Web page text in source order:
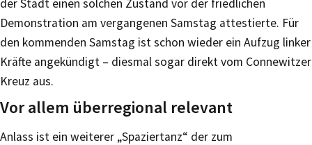
der Stadt einen solchen Zustand vor der friedlichen
Demonstration am vergangenen Samstag attestierte. Für
den kommenden Samstag ist schon wieder ein Aufzug linker
Kräfte angekündigt – diesmal sogar direkt vom Connewitzer
Kreuz aus.
Vor allem überregional relevant
Anlass ist ein weiterer „Spaziertanz“ der zum